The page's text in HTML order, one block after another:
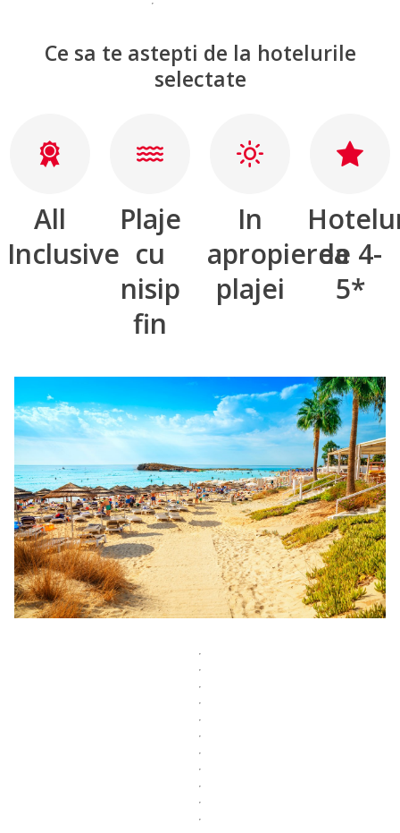
Ce sa te astepti de la hotelurile
selectate
All
Inclusive
Plaje
cu
nisip
fin
In
apropierea
plajei
de 4-
5*